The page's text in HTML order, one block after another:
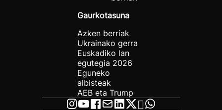
Gaurkotasuna
Azken berriak
Ukrainako gerra
Euskadiko lan
egutegia 2026
Eguneko
albisteak
AEB eta Trump